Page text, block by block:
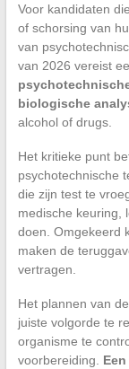
Voor kandidaten
of schorsing van
van
van 2026 vereist
biologische
alcohol of drugs.
Het kritieke punt
psychotechnische
die zijn test te
medische keuring,
doen. Omgekeerd
maken de
vertragen.
Het plannen van
juiste volgorde te
organisme te
voorbereiding.